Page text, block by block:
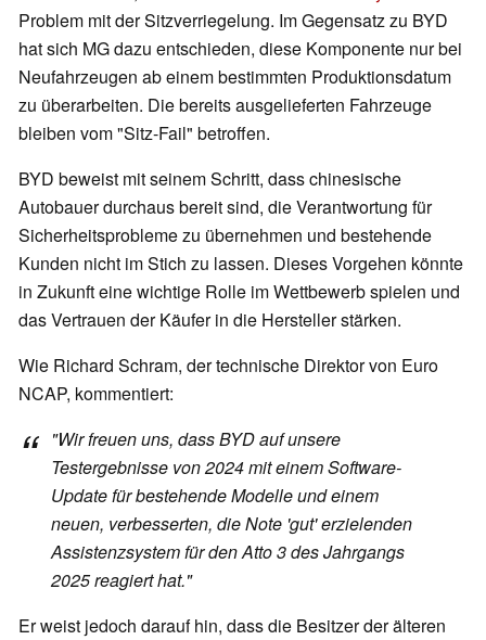
Problem mit der Sitzverriegelung. Im Gegensatz zu BYD
hat sich MG dazu entschieden, diese Komponente nur bei
Neufahrzeugen ab einem bestimmten Produktionsdatum
zu überarbeiten. Die bereits ausgelieferten Fahrzeuge
bleiben vom "Sitz-Fail" betroffen.
BYD beweist mit seinem Schritt, dass chinesische
Autobauer durchaus bereit sind, die Verantwortung für
Sicherheitsprobleme zu übernehmen und bestehende
Kunden nicht im Stich zu lassen. Dieses Vorgehen könnte
in Zukunft eine wichtige Rolle im Wettbewerb spielen und
das Vertrauen der Käufer in die Hersteller stärken.
Wie Richard Schram, der technische Direktor von Euro
NCAP, kommentiert:
"Wir freuen uns, dass BYD auf unsere
Testergebnisse von 2024 mit einem Software-
Update für bestehende Modelle und einem
neuen, verbesserten, die Note 'gut' erzielenden
Assistenzsystem für den Atto 3 des Jahrgangs
2025 reagiert hat."
Er weist jedoch darauf hin, dass die Besitzer der älteren